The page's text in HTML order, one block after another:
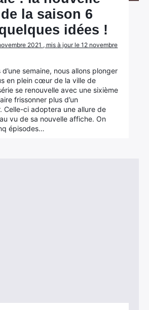
la saison 6
idées !
2021 , mis à jour le 12 novembre
d’une semaine, nous allons plonger
en plein cœur de la ville de
se renouvelle avec une sixième
frissonner plus d’un
Celle-ci adoptera une allure de
vu de sa nouvelle affiche. On
épisodes…